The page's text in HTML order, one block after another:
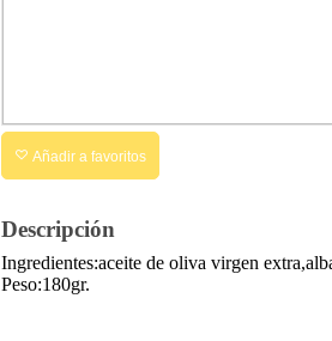
Añadir a favoritos
Descripción
Ingredientes:aceite de oliva virgen
Peso:180gr.